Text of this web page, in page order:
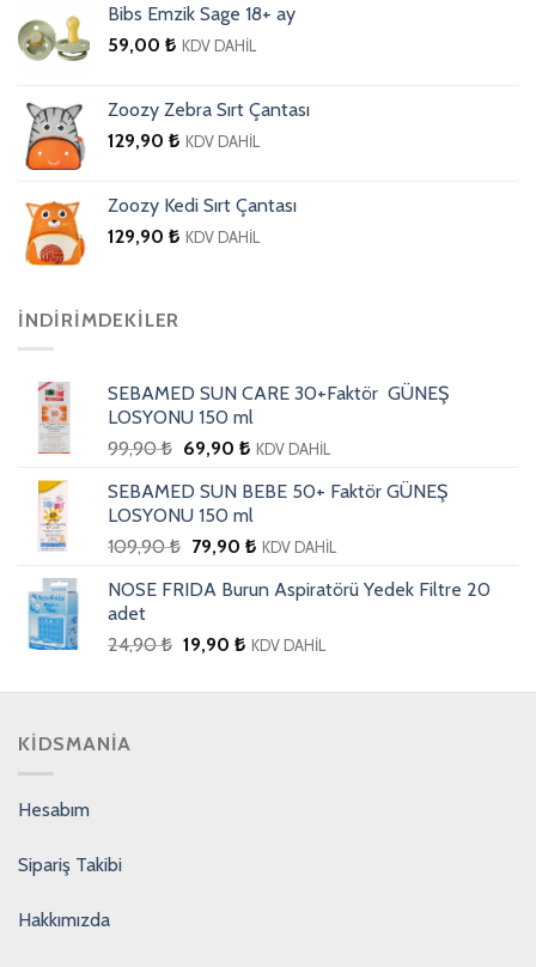
Bibs Emzik Sage 18+ ay
59,00 ₺ KDV DAHİL
Zoozy Zebra Sırt Çantası
129,90 ₺ KDV DAHİL
Zoozy Kedi Sırt Çantası
129,90 ₺ KDV DAHİL
İNDIRIMDEKILER
SEBAMED SUN CARE 30+Faktör GÜNEŞ
LOSYONU 150 ml
99,90₺ 69,90 ₺ KDV DAHİL
SEBAMED SUN BEBE 50+ Faktör GÜNEŞ
LOSYONU 150 ml
109,90₺ 79,90 ₺ KDV DAHİL
NOSE FRIDA Burun Aspiratörü Yedek Filtre 20
adet
24,90₺ 19,90 ₺ KDV DAHİL
KIDSMANIA
Hesabım
Sipariş Takibi
Hakkımızda